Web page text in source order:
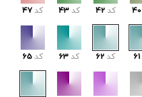
40 کد 42 کد 43 کد 47
61 کد 62 کد 63 کد 65